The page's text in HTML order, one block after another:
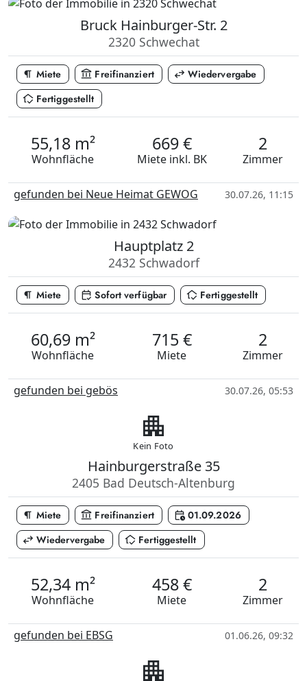
Bruck Hainburger-Str. 2
2320 Schwechat
format_paragraph Miete account_balance Freifinanziert swap_horiz Wiedervergabe
in_home_mode Fertiggestellt
55,18 m²
Wohnfläche
669 €
Miete inkl. BK
2
Zimmer
gefunden bei Neue Heimat GEWOG 30.07.26, 11:15
Hauptplatz 2
2432 Schwadorf
format_paragraph Miete calendar_check Sofort verfügbar in_home_mode Fertiggestellt
60,69 m²
Wohnfläche
715 €
Miete
2
Zimmer
gefunden bei gebös 30.07.26, 05:53
apartment
Kein Foto
Hainburgerstraße 35
2405 Bad Deutsch-Altenburg
format_paragraph Miete account_balance Freifinanziert calendar_clock 01.09.2026
swap_horiz Wiedervergabe in_home_mode Fertiggestellt
52,34 m²
Wohnfläche
458 €
Miete
2
Zimmer
gefunden bei EBSG 01.06.26, 09:32
apartment